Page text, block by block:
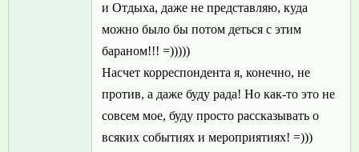
и Отдыха, даже не представляю, куда
можно было бы потом деться с этим
бараном!!! =)))))
Насчет корреспондента я, конечно, не
против, а даже буду рада! Но как-то это не
совсем мое, буду просто рассказывать о
всяких событиях и мероприятиях! =)))